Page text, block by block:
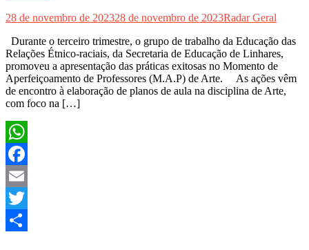
28 de novembro de 202328 de novembro de 2023Radar Geral
Durante o terceiro trimestre, o grupo de trabalho da Educação das
Relações Étnico-raciais, da Secretaria de Educação de Linhares,
promoveu a apresentação das práticas exitosas no Momento de
Aperfeiçoamento de Professores (M.A.P) de Arte. As ações vêm
de encontro à elaboração de planos de aula na disciplina de Arte,
com foco na […]
WhatsApp
Facebook
Email
Twitter